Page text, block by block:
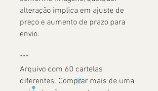
alteração implica em ajuste de
preço e aumento de prazo para
envio.
***
Arquivo com 60 cartelas
diferentes. Comprar mais de uma